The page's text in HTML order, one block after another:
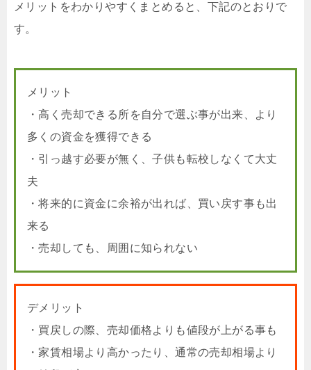
メリットをわかりやすくまとめると、下記のとおりで
す。
メリット
・高く売却できる所を自分で選ぶ事が出来、より
多くの資金を獲得できる
・引っ越す必要が無く、子供も転校しなくて大丈
夫
・将来的に資金に余裕が出れば、買い戻す事も出
来る
・売却しても、周囲に知られない
デメリット
・買戻しの際、売却価格よりも値段が上がる事も
・家賃相場より高かったり、通常の売却相場より